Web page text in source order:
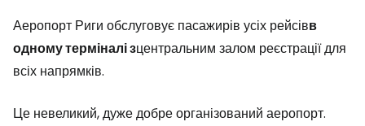
Аеропорт Риги обслуговує пасажирів усіх рейсівв
одному терміналі зцентральним залом реєстрації для
всіх напрямків.
Це невеликий, дуже добре організований аеропорт.